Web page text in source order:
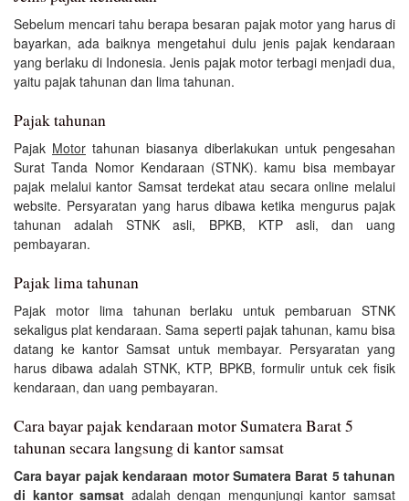
Sebelum mencari tahu berapa besaran pajak motor yang harus di
bayarkan, ada baiknya mengetahui dulu jenis pajak kendaraan
yang berlaku di Indonesia. Jenis pajak motor terbagi menjadi dua,
yaitu pajak tahunan dan lima tahunan.
Pajak tahunan
Pajak Motor tahunan biasanya diberlakukan untuk pengesahan
Surat Tanda Nomor Kendaraan (STNK). kamu bisa membayar
pajak melalui kantor Samsat terdekat atau secara online melalui
website. Persyaratan yang harus dibawa ketika mengurus pajak
tahunan adalah STNK asli, BPKB, KTP asli, dan uang
pembayaran.
Pajak lima tahunan
Pajak motor lima tahunan berlaku untuk pembaruan STNK
sekaligus plat kendaraan. Sama seperti pajak tahunan, kamu bisa
datang ke kantor Samsat untuk membayar. Persyaratan yang
harus dibawa adalah STNK, KTP, BPKB, formulir untuk cek fisik
kendaraan, dan uang pembayaran.
Cara bayar pajak kendaraan motor Sumatera Barat 5
tahunan secara langsung di kantor samsat
Cara bayar pajak kendaraan motor Sumatera Barat 5 tahunan
di kantor samsat adalah dengan mengunjungi kantor samsat